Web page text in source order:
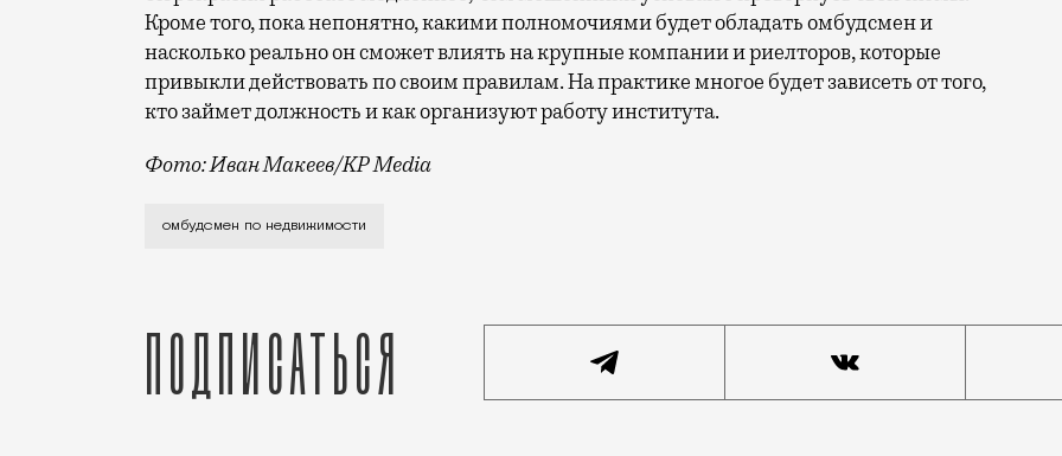
Кроме того, пока непонятно, какими полномочиями будет обладать омбудсмен и
насколько реально он сможет влиять на крупные компании и риелторов, которые
привыкли действовать по своим правилам. На практике многое будет зависеть от того,
кто займет должность и как организуют работу института.
Фото: Иван Макеев/KP Media
Скандал со схемой Долиной в очередной раз напомнил, что рынок недвижимости — место
омбудсмен по недвижимости
Подписаться